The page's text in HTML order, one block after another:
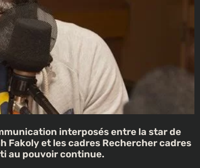
interposés entre la star de
Fakoly et les cadres Rechercher cadres
au pouvoir continue.